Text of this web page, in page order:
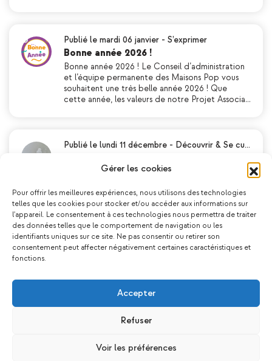
Gérer les cookies
Pour offrir les meilleures expériences, nous utilisons des technologies
telles que les cookies pour stocker et/ou accéder aux informations sur
l'appareil. Le consentement à ces technologies nous permettra de traiter
des données telles que le comportement de navigation ou les
identifiants uniques sur ce site. Ne pas consentir ou retirer son
consentement peut affecter négativement certaines caractéristiques et
fonctions.
Accepter
Refuser
Voir les préférences
Publié le mardi 06 janvier - S’exprimer
Bonne année 2026 !
Bonne année 2026 ! Le Conseil d’administration
et l’équipe permanente des Maisons Pop vous
souhaitent une très belle année 2026 ! Que
cette année, les valeurs de notre Projet Associa…
Publié le lundi 11 décembre - Découvrir & Se cu…
de Fin d’Année 2023 !
grands pas, et l’association Les Maisons Pop a
préparé un programme d’activités varié et
passionnant pour tous. Que vous soyez passionn…
Nous sommes ravis de vous annoncer que
l’agenda des activités d’été est désormais
disponible ! Préparez-vous à vivre un été riche